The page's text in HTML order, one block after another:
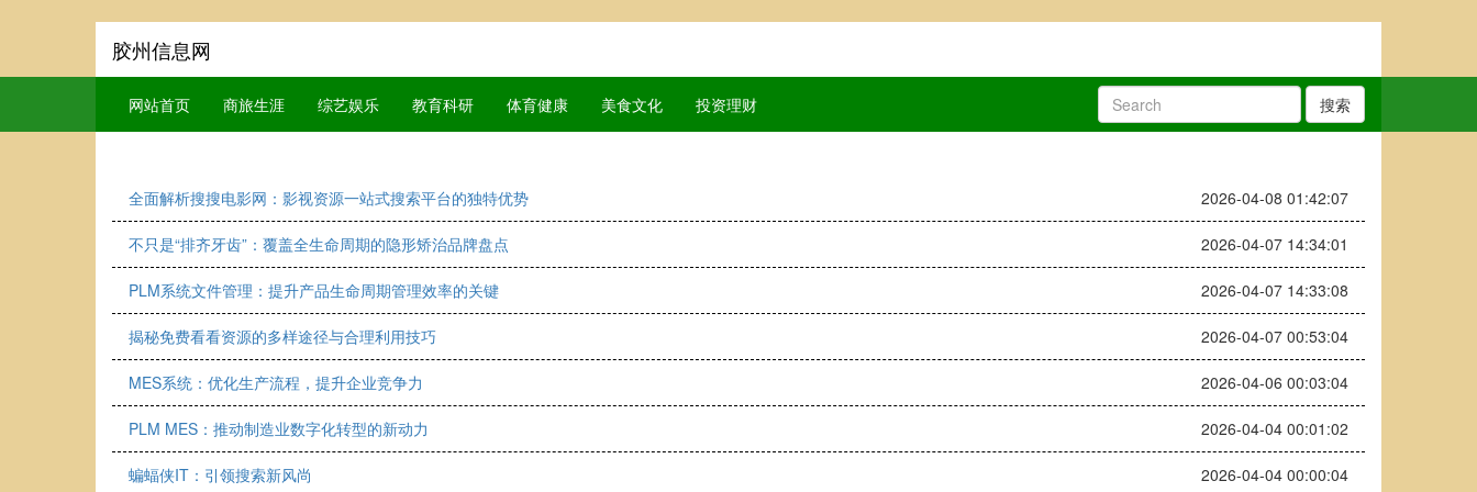
胶州信息网
网站首页 商旅生涯 综艺娱乐 教育科研 体育健康 美食文化 投资理财 搜索
全面解析搜搜电影网：影视资源一站式搜索平台的独特优势 2026-04-08 01:42:07
不只是“排齐牙齿”：覆盖全生命周期的隐形矫治品牌盘点 2026-04-07 14:34:01
PLM系统文件管理：提升产品生命周期管理效率的关键 2026-04-07 14:33:08
揭秘免费看看资源的多样途径与合理利用技巧 2026-04-07 00:53:04
MES系统：优化生产流程，提升企业竞争力 2026-04-06 00:03:04
PLM MES：推动制造业数字化转型的新动力 2026-04-04 00:01:02
蝙蝠侠IT：引领搜索新风尚 2026-04-04 00:00:04